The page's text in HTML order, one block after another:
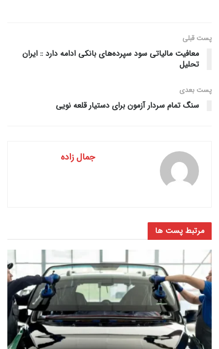
پست قبلی
معافیت مالیاتی سود سپرده‌های بانکی ادامه دارد :: ایران
تحلیل
پست‌ بعدی
سنگ تمام سردار آزمون برای دستیار قلعه نویی
جمال زاده
مرتبط پست ها